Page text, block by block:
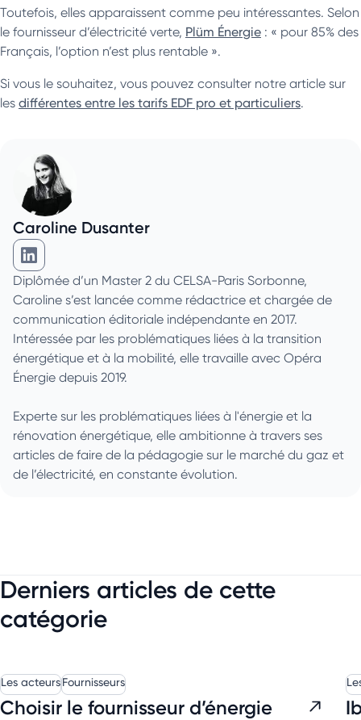
Toutefois, elles apparaissent comme peu intéressantes. Selon
le fournisseur d’électricité verte, Plüm Énergie : « pour 85% des
Français, l’option n’est plus rentable ».
Si vous le souhaitez, vous pouvez consulter notre article sur
les différentes entre les tarifs EDF pro et particuliers.
Caroline Dusanter
Caroline Dusanter sur Linkedin
Diplômée d’un Master 2 du CELSA-Paris Sorbonne,
Caroline s’est lancée comme rédactrice et chargée de
communication éditoriale indépendante en 2017.
Intéressée par les problématiques liées à la transition
énergétique et à la mobilité, elle travaille avec Opéra
Énergie depuis 2019.
Experte sur les problématiques liées à l'énergie et la
rénovation énergétique, elle ambitionne à travers ses
articles de faire de la pédagogie sur le marché du gaz et
de l’électricité, en constante évolution.
Derniers articles de cette
catégorie
Les acteursFournisseurs
Choisir le fournisseur d’énergie